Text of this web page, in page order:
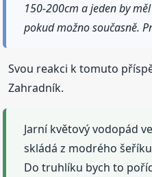
150-200cm a jeden by
pokud možno současně.
Svou reakci k tomuto
Zahradník.
Jarní květový vodopád
skládá z modrého
Do truhlíku bych to